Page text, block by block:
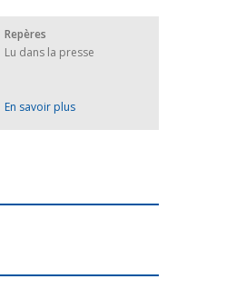
Repères
Lu dans la presse
En savoir plus